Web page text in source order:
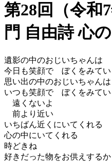
第28回（令和
門 自由詩心
遺影の中のおじいちゃんは
今日も笑顔で ぼくをみてい
思い出の中のおじいちゃんは
いつも笑顔で ぼくをみてい
遠くないよ
前より近い
いちばん近くにいてくれる
心の中にいてくれる
時どきね
好きだった物をお供えするか